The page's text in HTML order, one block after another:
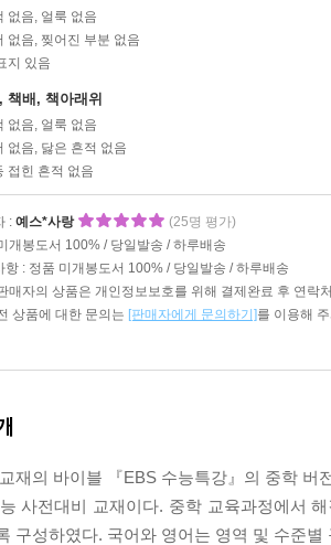
없음, 얼룩 없음
없음, 찢어진 부분 없음
지 있음
책배, 책아래위
없음, 얼룩 없음
없음, 닳은 흔적 없음
접힌 흔적 없음
: 예스*사랑
(25명 평가)
개봉도서 100% / 당일발송 / 하루배송
항 : 정품 미개봉도서 100% / 당일발송 / 하루배송
매자의 상품은 개인정보보호를 위해 결제완료 후 연락
상품에 대한 문의는 [판매자에게 문의하기]를 이용해
재의 바이블 『EBS 수능특강』의 중학 버
사전대비 교재이다. 중학 교육과정에서
구성하였다. 국어와 영어는 영역 및 수준